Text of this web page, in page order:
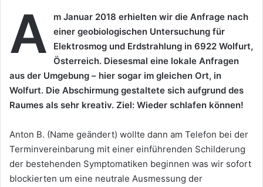
A
m Januar 2018 erhielten wir die Anfrage nach
einer geobiologischen Untersuchung für
Elektrosmog und Erdstrahlung in 6922 Wolfurt,
Österreich. Diesesmal eine lokale Anfragen
aus der Umgebung – hier sogar im gleichen Ort, in
Wolfurt. Die Abschirmung gestaltete sich aufgrund des
Raumes als sehr kreativ. Ziel: Wieder schlafen können!
Anton B. (Name geändert) wollte dann am Telefon bei der
Terminvereinbarung mit einer einführenden Schilderung
der bestehenden Symptomatiken beginnen was wir sofort
blockierten um eine neutrale Ausmessung der